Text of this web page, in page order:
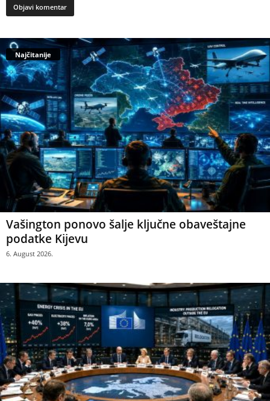
Najčitanije
Vašington ponovo šalje ključne obaveštajne
podatke Kijevu
6. August 2026.